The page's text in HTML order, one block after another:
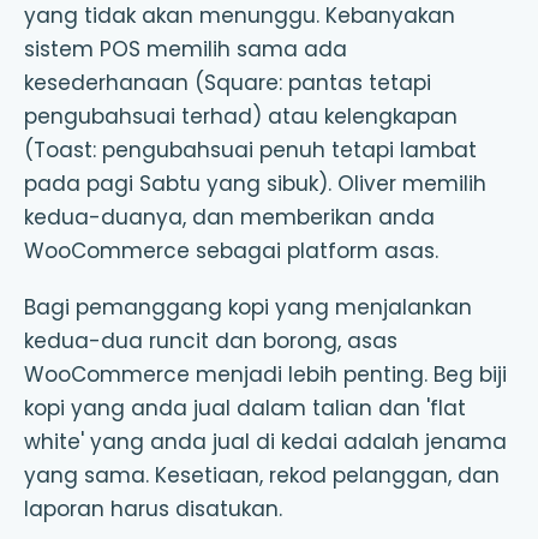
yang tidak akan menunggu. Kebanyakan
sistem POS memilih sama ada
kesederhanaan (Square: pantas tetapi
pengubahsuai terhad) atau kelengkapan
(Toast: pengubahsuai penuh tetapi lambat
pada pagi Sabtu yang sibuk). Oliver memilih
kedua-duanya, dan memberikan anda
WooCommerce sebagai platform asas.
Bagi pemanggang kopi yang menjalankan
kedua-dua runcit dan borong, asas
WooCommerce menjadi lebih penting. Beg biji
kopi yang anda jual dalam talian dan 'flat
white' yang anda jual di kedai adalah jenama
yang sama. Kesetiaan, rekod pelanggan, dan
laporan harus disatukan.